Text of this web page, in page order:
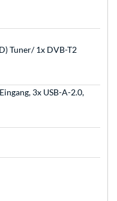
Tuner/ 1x DVB-T2
3x USB-A-2.0,